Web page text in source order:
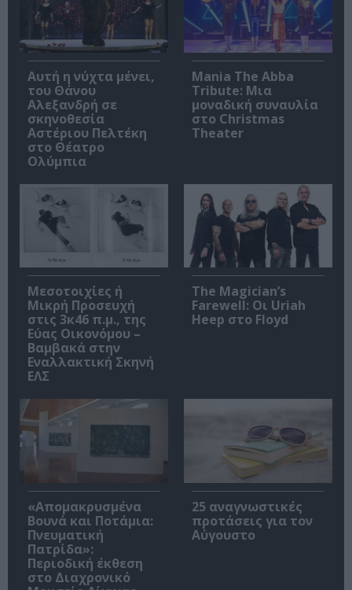
Αυτή η νύχτα μένει,
του Θάνου
Αλεξανδρή σε
σκηνοθεσία
Αστέριου Πελτέκη
στο Θέατρο
Ολύμπια
Mania The Abba
Tribute: Μια
μοναδική συναυλία
στο Christmas
Theater
Μεσοτοιχίες ή
Μικρή Προσευχή
στις 3κ46 π.μ., της
Εύας Οικονόμου –
Βαμβακά στην
Εναλλακτική Σκηνή
ΕΛΣ
The Magician’s
Farewell: Οι Uriah
Heep στο Floyd
«Απομακρυσμένα
Βουνά και Ποτάμια:
Πνευματική
Πατρίδα»:
Περιοδική έκθεση
στο Διαχρονικό
25 αναγνωστικές
προτάσεις για τον
Αύγουστο